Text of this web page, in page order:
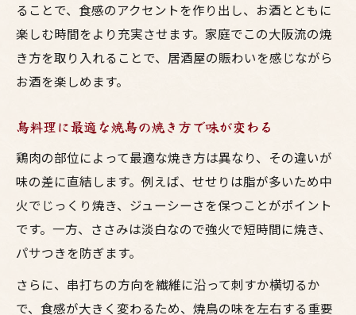
ることで、食感のアクセントを作り出し、お酒とともに
楽しむ時間をより充実させます。家庭でこの大阪流の焼
き方を取り入れることで、居酒屋の賑わいを感じながら
お酒を楽しめます。
鳥料理に最適な焼鳥の焼き方で味が変わる
鶏肉の部位によって最適な焼き方は異なり、その違いが
味の差に直結します。例えば、せせりは脂が多いため中
火でじっくり焼き、ジューシーさを保つことがポイント
です。一方、ささみは淡白なので強火で短時間に焼き、
パサつきを防ぎます。
さらに、串打ちの方向を繊維に沿って刺すか横切るか
で、食感が大きく変わるため、焼鳥の味を左右する重要